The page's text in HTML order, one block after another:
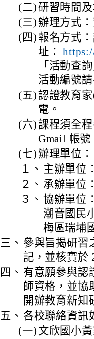
(二)研習時間
(三)辦理方式
(四) 報名方式
址：
「活動查
活動編號
(五)認證教育
電。
(六)課程須全
Gmail 帳號
(七)辦理單位：
１、 主辦單位
２、 承辦單位
３、 協辦單位
潮音國民
梅區瑞埔
三、 參與旨揭研習
記，並核實於
四、 有意願參與認
師資格，並協
開辦教育新知
五、 各校聯絡資訊
(一) 文欣國小